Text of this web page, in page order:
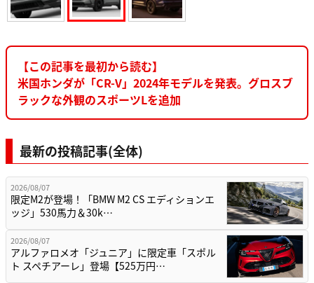
【この記事を最初から読む】
米国ホンダが「CR-V」2024年モデルを発表。グロスブ
ラックな外観のスポーツLを追加
最新の投稿記事(全体)
2026/08/07
限定M2が登場！「BMW M2 CS エディションエ
ッジ」530馬力＆30k…
2026/08/07
アルファロメオ「ジュニア」に限定車「スポル
ト スペチアーレ」登場【525万円…